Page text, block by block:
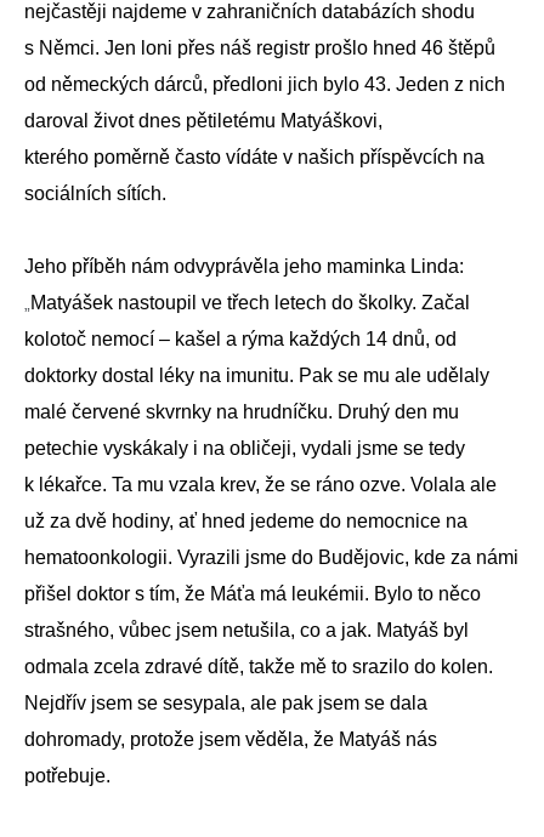
nejčastěji najdeme v zahraničních databázích shodu
s Němci. Jen loni přes náš registr prošlo hned 46 štěpů
od německých dárců, předloni jich bylo 43. Jeden z nich
daroval život dnes pětiletému Matyáškovi,
kterého poměrně často vídáte v našich příspěvcích na
sociálních sítích.
Jeho příběh nám odvyprávěla jeho maminka Linda:
„Matyášek nastoupil ve třech letech do školky. Začal
kolotoč nemocí – kašel a rýma každých 14 dnů, od
doktorky dostal léky na imunitu. Pak se mu ale udělaly
malé červené skvrnky na hrudníčku. Druhý den mu
petechie vyskákaly i na obličeji, vydali jsme se tedy
k lékařce. Ta mu vzala krev, že se ráno ozve. Volala ale
už za dvě hodiny, ať hned jedeme do nemocnice na
hematoonkologii. Vyrazili jsme do Budějovic, kde za námi
přišel doktor s tím, že Máťa má leukémii. Bylo to něco
strašného, vůbec jsem netušila, co a jak. Matyáš byl
odmala zcela zdravé dítě, takže mě to srazilo do kolen.
Nejdřív jsem se sesypala, ale pak jsem se dala
dohromady, protože jsem věděla, že Matyáš nás
potřebuje.